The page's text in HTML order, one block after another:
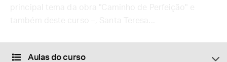
Aulas do curso